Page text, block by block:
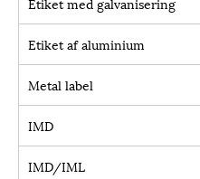
Etiket af aluminium
Metal label
IMD
IMD/IML